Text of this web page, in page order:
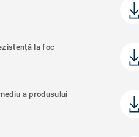
la foc
a produsului